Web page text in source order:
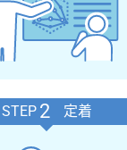
STEP 2 定着